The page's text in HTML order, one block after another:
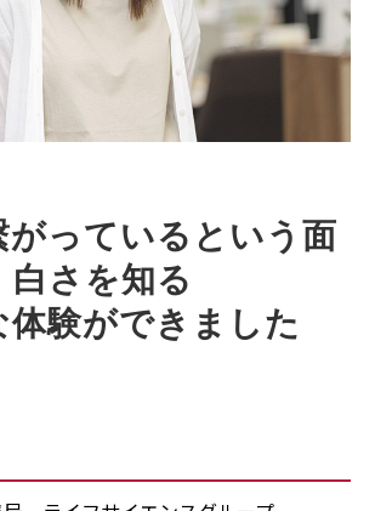
がっているという面
白さを知る
体験ができました